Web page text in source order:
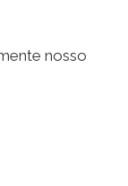
nosso